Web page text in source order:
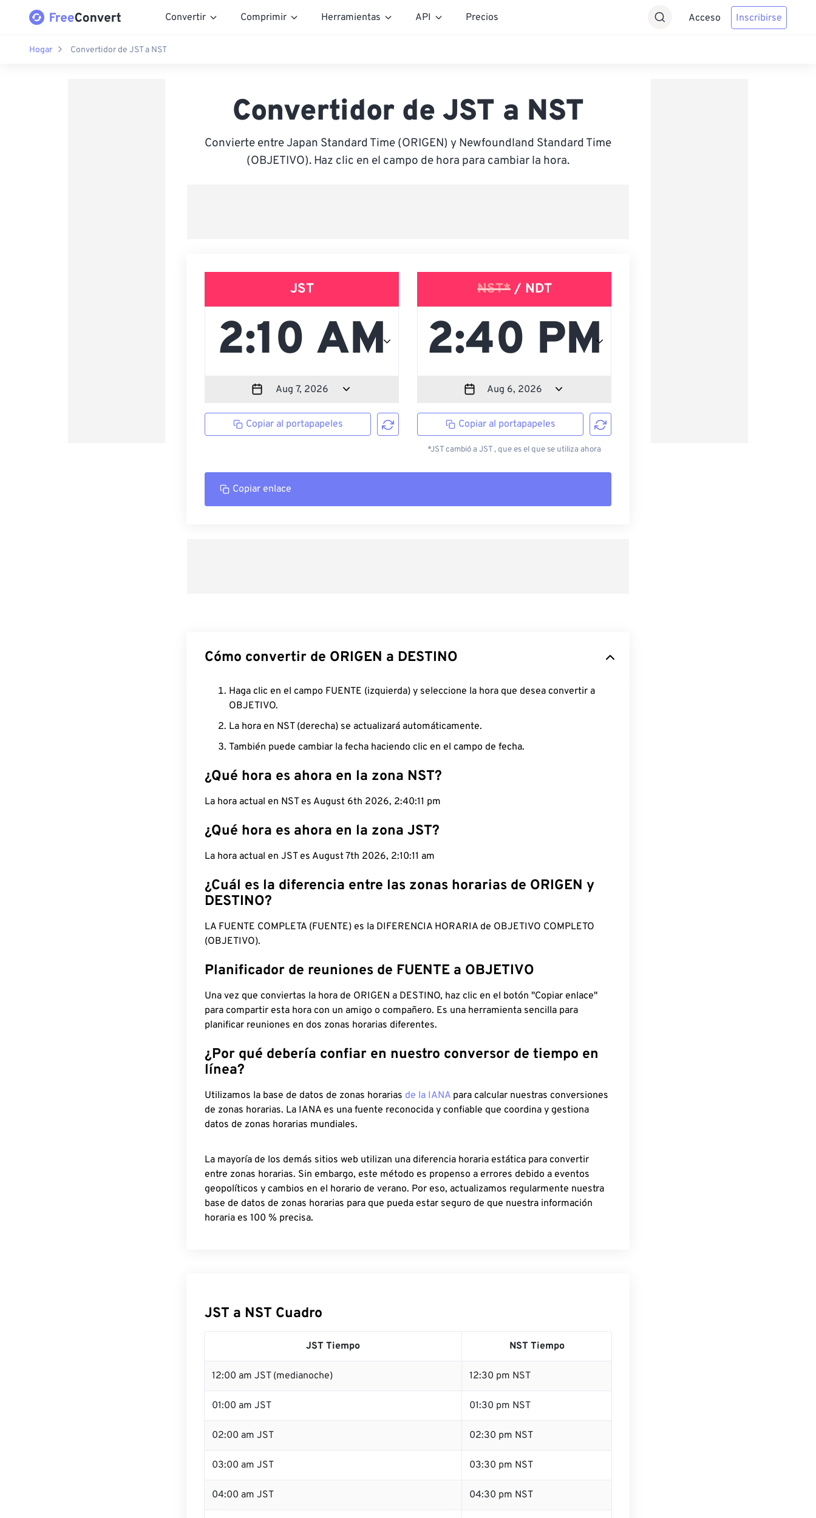
Convertir Comprimir Herramientas API Precios Acceso Inscribirse
Hogar Convertidor de JST a NST
Convertidor de JST a NST
Convierte entre Japan Standard Time (ORIGEN) y Newfoundland Standard Time
(OBJETIVO). Haz clic en el campo de hora para cambiar la hora.
JST
Copiar al portapapeles
NST*/ NDT
Copiar al portapapeles
*JST cambió a JST , que es el que se utiliza ahora
Copiar enlace
Cómo convertir de ORIGEN a DESTINO
Haga clic en el campo FUENTE (izquierda) y seleccione la hora que desea convertir a
OBJETIVO.
La hora en NST (derecha) se actualizará automáticamente.
También puede cambiar la fecha haciendo clic en el campo de fecha.
¿Qué hora es ahora en la zona NST?
La hora actual en NST es August 6th 2026, 2:40:12 pm
¿Qué hora es ahora en la zona JST?
La hora actual en JST es August 7th 2026, 2:10:12 am
¿Cuál es la diferencia entre las zonas horarias de ORIGEN y
DESTINO?
LA FUENTE COMPLETA (FUENTE) es la DIFERENCIA HORARIA de OBJETIVO COMPLETO
(OBJETIVO).
Planificador de reuniones de FUENTE a OBJETIVO
Una vez que conviertas la hora de ORIGEN a DESTINO, haz clic en el botón "Copiar enlace"
para compartir esta hora con un amigo o compañero. Es una herramienta sencilla para
planificar reuniones en dos zonas horarias diferentes.
¿Por qué debería confiar en nuestro conversor de tiempo en
línea?
Utilizamos la base de datos de zonas horarias de la IANA para calcular nuestras conversiones
de zonas horarias. La IANA es una fuente reconocida y confiable que coordina y gestiona
datos de zonas horarias mundiales.
La mayoría de los demás sitios web utilizan una diferencia horaria estática para convertir
entre zonas horarias. Sin embargo, este método es propenso a errores debido a eventos
geopolíticos y cambios en el horario de verano. Por eso, actualizamos regularmente nuestra
base de datos de zonas horarias para que pueda estar seguro de que nuestra información
horaria es 100 % precisa.
JST a NST Cuadro
JST Tiempo NST Tiempo
12:00 am JST (medianoche) 12:30 pm NST
01:00 am JST 01:30 pm NST
02:00 am JST 02:30 pm NST
03:00 am JST 03:30 pm NST
04:00 am JST 04:30 pm NST